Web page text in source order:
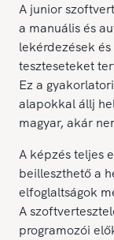
A junior
a manuális és
lekérdezések
teszteseteket
Ez a
alapokkal állj
magyar, akár
A képzés teljes
beilleszthető a
elfoglaltságok
A
programozói